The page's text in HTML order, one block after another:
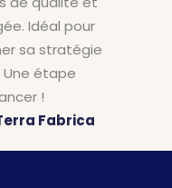
Idéal pour
sa stratégie
Une étape
!
Fabrica